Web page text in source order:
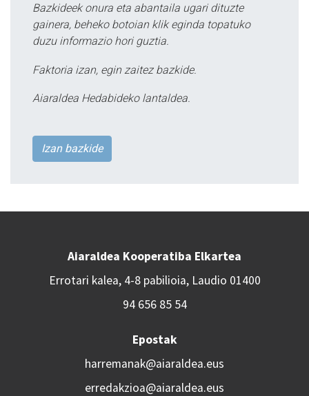
Bazkideek onura eta abantaila ugari dituzte
gainera, beheko botoian klik eginda topatuko
duzu informazio hori guztia.
Faktoria izan, egin zaitez bazkide.
Aiaraldea Hedabideko lantaldea.
Izan bazkide
Aiaraldea Kooperatiba Elkartea
Errotari kalea, 4-8 pabilioia, Laudio 01400
94 656 85 54
Epostak
harremanak@aiaraldea.eus
erredakzioa@aiaraldea.eus